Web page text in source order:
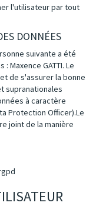
l'utilisateur par tout
DONNÉES
suivante a été
Maxence GATTI. Le
de s'assurer la bonne
supranationales
à caractère
Protection Officer).Le
joint de la manière